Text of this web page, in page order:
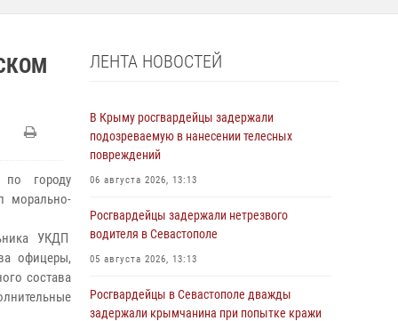
по городу
морально-
УКДП
офицеры,
состава
ЛЕНТА НОВОСТЕЙ
В Крыму росгвардейцы задержали
подозреваемую в нанесении телесных
повреждений
06 августа 2026, 13:13
Росгвардейцы задержали нетрезвого
водителя в Севастополе
05 августа 2026, 13:13
Росгвардейцы в Севастополе дважды
задержали крымчанина при попытке кражи